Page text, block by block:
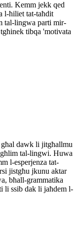
Kemm jekk qed
l-ħiliet tat-taħdit
tal-lingwa parti mir-
tibqa 'motivata
dawk li jitgħallmu
tal-lingwi. Huwa
l-esperjenza tat-
jistgħu jkunu aktar
bħall-grammatika
li ssib dak li jaħdem l-